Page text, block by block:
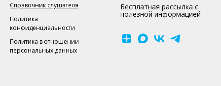
Справочник слушателя
Политика
конфиденциальности
Политика в отношении
персональных данных
Бесплатная рассылка с
полезной информацией